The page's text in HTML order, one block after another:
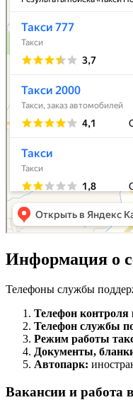
Информация о
Телефоны службы
Телефон контроля
Телефон службы
Режим работы
Документы,
Автопарк:
Вакансии и работа